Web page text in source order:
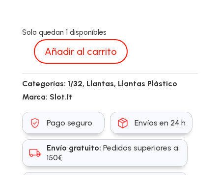
Solo quedan 1 disponibles
W15808205P
Añadir al carrito
Categorías: 1/32, Llantas, Llantas Plástico
Marca: Slot.It
Pago seguro Envíos en 24 h
Envío gratuito: Pedidos superiores a
150€